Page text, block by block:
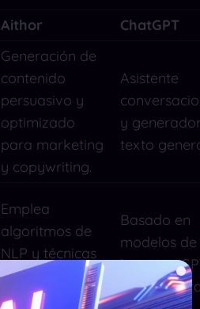
Aithor ChatGPT
Generación de
contenido
persuasivo y
optimizado
para marketing
y copywriting.
Asistente
y
texto
Emplea
algoritmos de
NLP y técnicas
avanzadas de
copywriting
Basado en
modelos de
lenguaje
para